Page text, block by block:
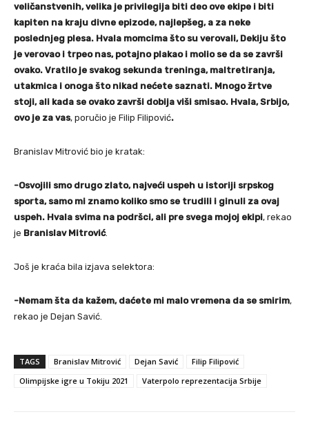
veličanstvenih, velika je privilegija biti deo ove ekipe i biti
kapiten na kraju divne epizode, najlepšeg, a za neke
poslednjeg plesa. Hvala momcima što su verovali, Dekiju što
je verovao i trpeo nas, potajno plakao i molio se da se završi
ovako. Vratilo je svakog sekunda treninga, maltretiranja,
utakmica i onoga što nikad nećete saznati. Mnogo žrtve
stoji, ali kada se ovako završi dobija viši smisao. Hvala, Srbijo,
ovo je za vas, poručio je Filip Filipović.
Branislav Mitrović bio je kratak:
-Osvojili smo drugo zlato, najveći uspeh u istoriji srpskog
sporta, samo mi znamo koliko smo se trudili i ginuli za ovaj
uspeh. Hvala svima na podršci, ali pre svega mojoj ekipi, rekao
je Branislav Mitrović.
Još je kraća bila izjava selektora:
-Nemam šta da kažem, daćete mi malo vremena da se smirim,
rekao je Dejan Savić.
TAGS Branislav Mitrović Dejan Savić
Filip Filipović
Olimpijske igre u Tokiju 2021
Vaterpolo reprezentacija Srbije